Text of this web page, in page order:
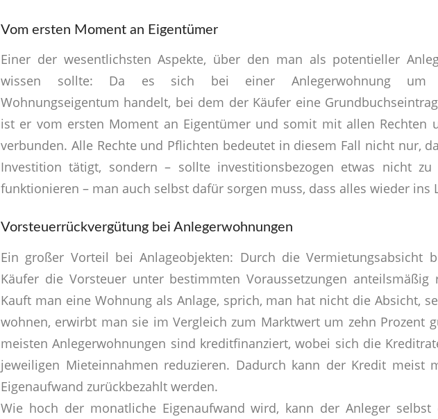
Vom ersten Moment an Eigentümer
Einer der wesentlichsten Aspekte, über den man als potentieller
wissen sollte: Da es sich bei einer Anlegerwohnung um
Wohnungseigentum handelt, bei dem der Käufer eine
ist er vom ersten Moment an Eigentümer und somit mit allen Rechten
verbunden. Alle Rechte und Pflichten bedeutet in diesem Fall nicht nur,
Investition tätigt, sondern – sollte investitionsbezogen etwas nicht zu
funktionieren – man auch selbst dafür sorgen muss, dass alles wieder ins
Vorsteuerrückvergütung bei Anlegerwohnungen
Ein großer Vorteil bei Anlageobjekten: Durch die Vermietungsabsicht
Käufer die Vorsteuer unter bestimmten Voraussetzungen anteilsmäßig
Kauft man eine Wohnung als Anlage, sprich, man hat nicht die Absicht,
wohnen, erwirbt man sie im Vergleich zum Marktwert um zehn Prozent
meisten Anlegerwohnungen sind kreditfinanziert, wobei sich die
jeweiligen Mieteinnahmen reduzieren. Dadurch kann der Kredit meist
Eigenaufwand zurückbezahlt werden.
Wie hoch der monatliche Eigenaufwand wird, kann der Anleger selbst